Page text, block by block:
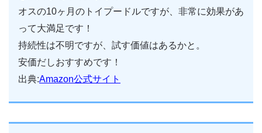
オスの10ヶ月のトイプードルですが、非常に効果があ
って大満足です！
持続性は不明ですが、試す価値はあるかと。
安価だしおすすめです！
出典:Amazon公式サイト